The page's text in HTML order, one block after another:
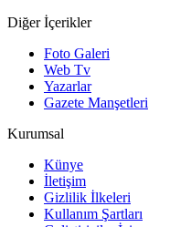
Diğer İçerikler
Foto Galeri
Web Tv
Yazarlar
Gazete Manşetleri
Kurumsal
Künye
İletişim
Gizlilik İlkeleri
Kullanım Şartları